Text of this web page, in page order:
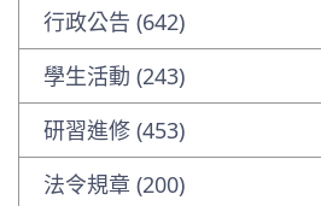
行政公告 (642)
學生活動 (243)
研習進修 (453)
法令規章 (200)